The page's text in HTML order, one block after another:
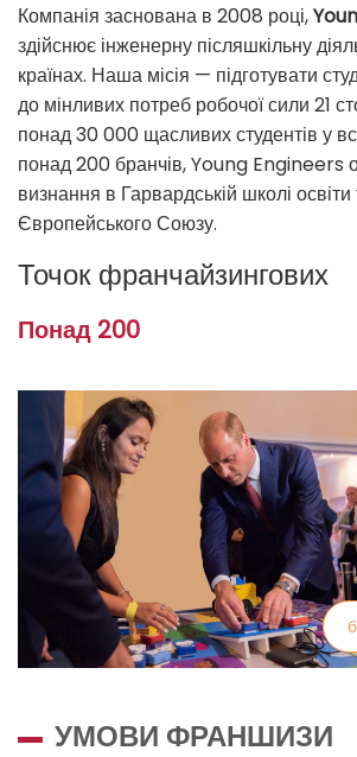
Компанія заснована в 2008 році,
здійснює інженерну післяшкільну
країнах. Наша місія — підготувати
до мінливих потреб робочої сили 21
понад 30 000 щасливих студентів у
понад 200 бранчів, Young Engineers
визнання в Гарвардській школі освіти
Європейського Союзу.
Точок франчайзингових
Понад 200
УМОВИ ФРАНШИЗИ